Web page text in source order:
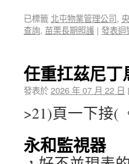
已標籤 北屯物業管理公司,
查詢, 苗栗長期照護 | 發表迴
任重扛茲尼
發表於2026 年 07 月 22 日
>21)頁一下接(
永和監視器